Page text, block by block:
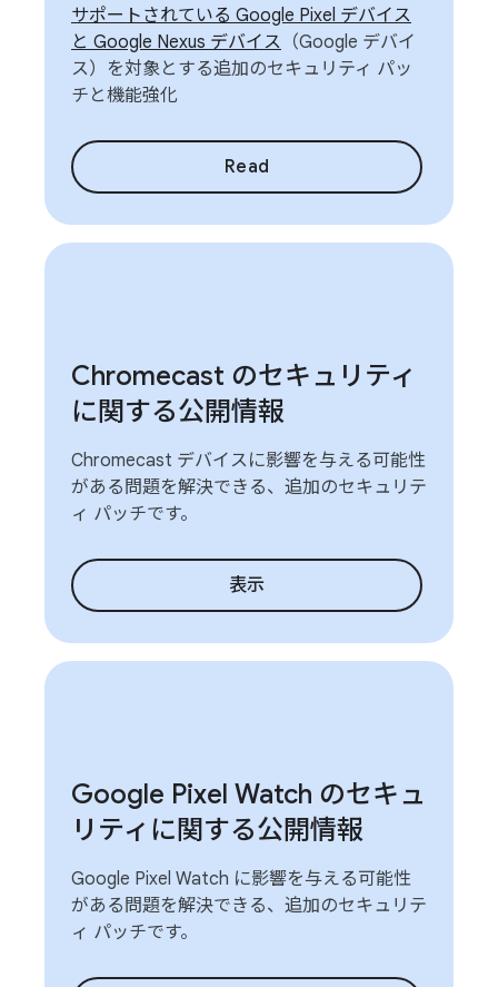
サポートされている Google Pixel デバイス
と Google Nexus デバイス （Google デバイ
ス）を対象とする追加のセキュリティ パッ
チと機能強化
Read
Chromecast のセキュリティ
に関する公開情報
Chromecast デバイスに影響を与える可能性
がある問題を解決できる、追加のセキュリテ
ィ パッチです。
表示
Google Pixel Watch のセキュ
リティに関する公開情報
Google Pixel Watch に影響を与える可能性
がある問題を解決できる、追加のセキュリテ
ィ パッチです。